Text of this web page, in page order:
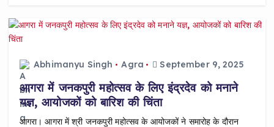
b
o
k
A
p
Abhimanyu Singh Agra September 9, 2025
आगरा में जनकपुरी महोत्सव के लिए इंद्रदेव को मनाने
यज्ञ, आयोजकों को बारिश की चिंता
आगरा। आगरा में श्री जनकपुरी महोत्सव के आयोजकों ने समारोह के दौरान